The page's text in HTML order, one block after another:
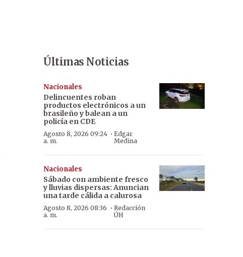
Últimas Noticias
Nacionales
Delincuentes roban
productos electrónicos a un
brasileño y balean a un
policía en CDE
Agosto 8, 2026 09:24
a. m.
· Edgar
Medina
Nacionales
Sábado con ambiente fresco
y lluvias dispersas: Anuncian
una tarde cálida a calurosa
Agosto 8, 2026 08:36
a. m.
·Redacción
ÚH